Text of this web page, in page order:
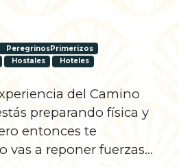
PeregrinosPrimerizos
Hostales Hoteles
del Camino
preparando física y
entonces te
vas a reponer fuerzas...